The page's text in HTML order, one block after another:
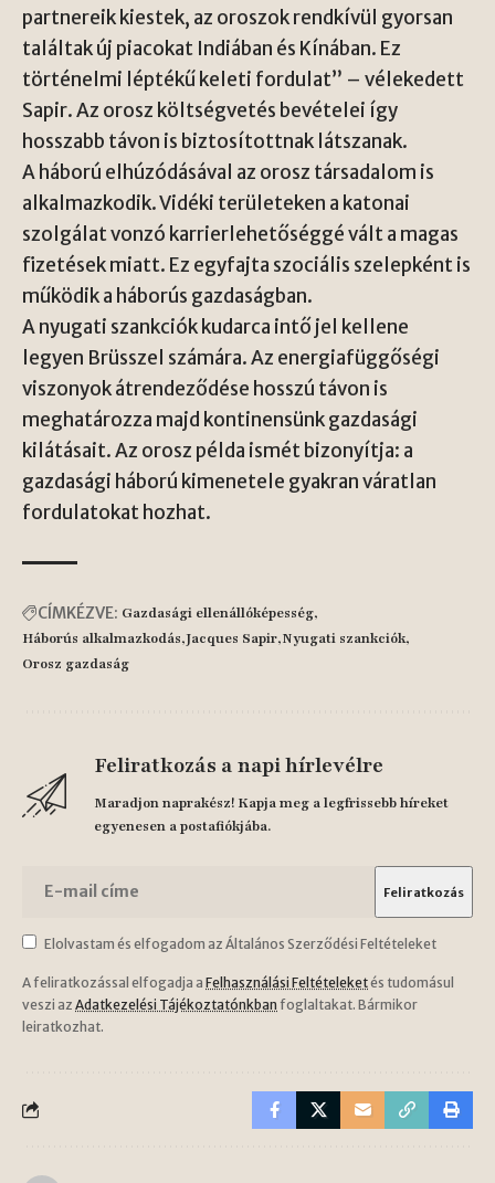
partnereik kiestek, az oroszok rendkívül gyorsan
találtak új piacokat Indiában és Kínában. Ez
történelmi léptékű keleti fordulat” – vélekedett
Sapir. Az orosz költségvetés bevételei így
hosszabb távon is biztosítottnak látszanak.
A háború elhúzódásával az orosz társadalom is
alkalmazkodik. Vidéki területeken a katonai
szolgálat vonzó karrierlehetőséggé vált a magas
fizetések miatt. Ez egyfajta szociális szelepként is
működik a háborús gazdaságban.
A nyugati szankciók kudarca intő jel kellene
legyen Brüsszel számára. Az energiafüggőségi
viszonyok átrendeződése hosszú távon is
meghatározza majd kontinensünk gazdasági
kilátásait. Az orosz példa ismét bizonyítja: a
gazdasági háború kimenetele gyakran váratlan
fordulatokat hozhat.
CÍMKÉZVE: Gazdasági ellenállóképesség
Háborús alkalmazkodás Jacques Sapir Nyugati szankciók
Orosz gazdaság
Feliratkozás a napi hírlevélre
Maradjon naprakész! Kapja meg a legfrissebb híreket
egyenesen a postafiókjába.
Elolvastam és elfogadom az Általános Szerződési Feltételeket
A feliratkozással elfogadja a Felhasználási Feltételeketés tudomásul
veszi az Adatkezelési Tájékoztatónkban foglaltakat. Bármikor
leiratkozhat.